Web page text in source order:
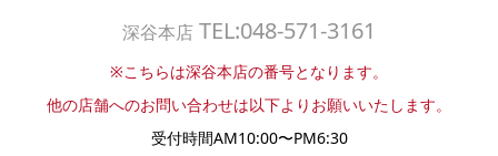
深谷本店 TEL:048-571-3161
※こちらは深谷本店の番号となります。
他の店舗へのお問い合わせは以下よりお願いいたします。
受付時間AM10:00〜PM6:30